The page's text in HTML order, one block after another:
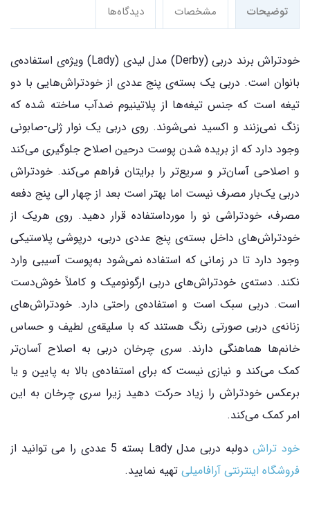
توضیحات مشخصات دیدگاه‌ها
خودتراش برند دربی (Derby) مدل لیدی (Lady) ویژه‌ی استفاده‌ی
بانوان است. دربی یک بسته‌ی پنج عددی از خودتراش‌هایی با دو
تیغه است که جنس تیغه‌ها از پلاتینیوم ضدآب ساخته شده که
زنگ نمی‌زنند و اکسید نمی‌شوند. روی دربی یک نوار ژلی-صابونی
وجود دارد که از بریده شدن پوست درحین اصلاح جلوگیری می‌کند
و اصلاحی آسان‌تر و سریع‌تر را برایتان فراهم می‌کند. خودتراش
دربی یک‌بار مصرف نیست اما بهتر است بعد از چهار الی پنج دفعه
مصرف، خودتراشی نو را مورداستفاده قرار دهید. روی هریک از
خودتراش‌های داخل بسته‌ی پنج عددی دربی، درپوشی پلاستیکی
وجود دارد تا در زمانی که استفاده نمی‌شود به‌پوست آسیبی وارد
نکند. دسته‌ی خودتراش‌های دربی ارگونومیک و کاملاً خوش‌دست
است. دربی سبک است و استفاده‌ی راحتی دارد. خودتراش‌های
زنانه‌ی دربی صورتی رنگ هستند که با سلیقه‌ی لطیف و حساس
خانم‌ها هماهنگی دارند. سری چرخان دربی به اصلاح آسان‌تر
کمک می‌کند و نیازی نیست که برای استفاده‌ی بالا به پایین و یا
برعکس خودتراش را زیاد حرکت دهید زیرا سری چرخان به این
امر کمک می‌کند.
خود تراشدولبه دربی مدل Lady بسته 5 عددی را می توانید از
فروشگاه اینترنتی آرافامیلی تهیه نمایید.